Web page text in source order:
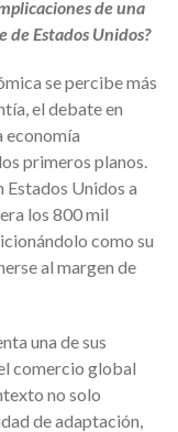
de una
Estados Unidos?
se percibe más
el debate en
economía
primeros planos.
Unidos a
los 800 mil
como su
al margen de
una de sus
comercio global
no solo
de adaptación,